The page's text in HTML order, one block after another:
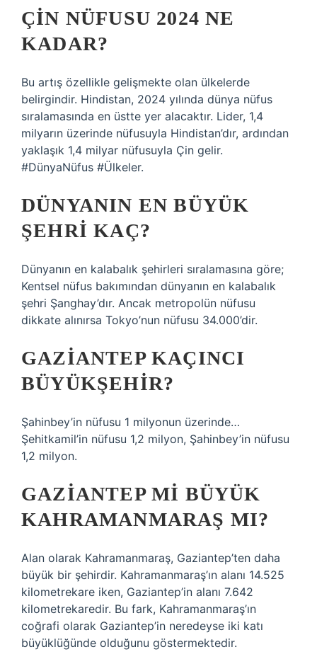
ÇIN NÜFUSU 2024 NE
KADAR?
Bu artış özellikle gelişmekte olan ülkelerde
belirgindir. Hindistan, 2024 yılında dünya nüfus
sıralamasında en üstte yer alacaktır. Lider, 1,4
milyarın üzerinde nüfusuyla Hindistan’dır, ardından
yaklaşık 1,4 milyar nüfusuyla Çin gelir.
#DünyaNüfus #Ülkeler.
DÜNYANIN EN BÜYÜK
ŞEHRI KAÇ?
Dünyanın en kalabalık şehirleri sıralamasına göre;
Kentsel nüfus bakımından dünyanın en kalabalık
şehri Şanghay’dır. Ancak metropolün nüfusu
dikkate alınırsa Tokyo’nun nüfusu 34.000’dir.
GAZIANTEP KAÇINCI
BÜYÜKŞEHIR?
Şahinbey’in nüfusu 1 milyonun üzerinde…
Şehitkamil’in nüfusu 1,2 milyon, Şahinbey’in nüfusu
1,2 milyon.
GAZIANTEP MI BÜYÜK
KAHRAMANMARAŞ MI?
Alan olarak Kahramanmaraş, Gaziantep’ten daha
büyük bir şehirdir. Kahramanmaraş’ın alanı 14.525
kilometrekare iken, Gaziantep’in alanı 7.642
kilometrekaredir. Bu fark, Kahramanmaraş’ın
coğrafi olarak Gaziantep’in neredeyse iki katı
büyüklüğünde olduğunu göstermektedir.